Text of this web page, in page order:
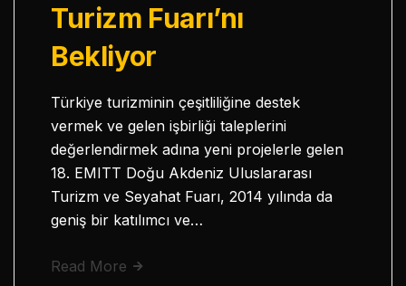
Turizm Fuarı’nı
Bekliyor
Türkiye turizminin çeşitliliğine destek
vermek ve gelen işbirliği taleplerini
değerlendirmek adına yeni projelerle gelen
18. EMITT Doğu Akdeniz Uluslararası
Turizm ve Seyahat Fuarı, 2014 yılında da
geniş bir katılımcı ve…
Read More